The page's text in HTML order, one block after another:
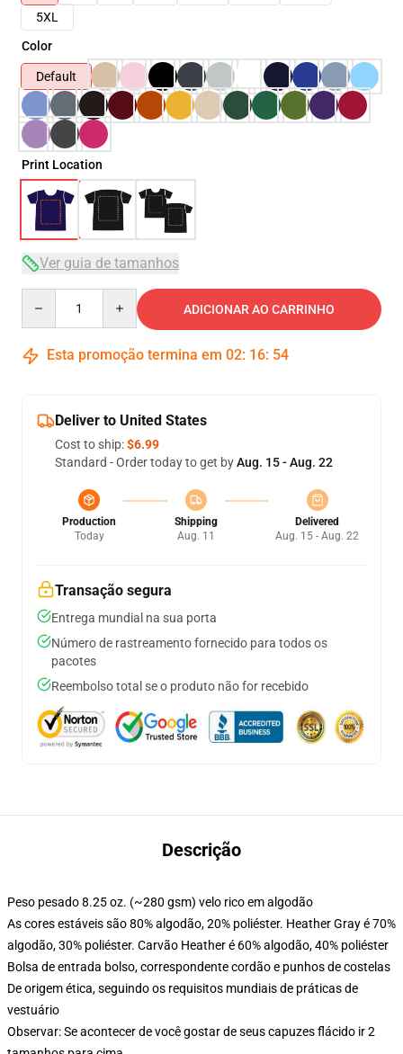
5XL
Color
Default
Print Location
Ver guia de tamanhos
ADICIONAR AO CARRINHO
Esta promoção termina em 02: 16: 53
Deliver to United States
Cost to ship:$6.99
Standard - Order today to get byAug. 15 - Aug. 22
Production
Today
Shipping
Aug. 11
Delivered
Aug. 15 - Aug. 22
Transação segura
Entrega mundial na sua porta
Número de rastreamento fornecido para todos os
pacotes
Reembolso total se o produto não for recebido
Descrição
Peso pesado 8.25 oz. (~280 gsm) velo rico em algodão
As cores estáveis são 80% algodão, 20% poliéster. Heather Gray é 70%
algodão, 30% poliéster. Carvão Heather é 60% algodão, 40% poliéster
Bolsa de entrada bolso, correspondente cordão e punhos de costelas
De origem ética, seguindo os requisitos mundiais de práticas de
vestuário
Observar: Se acontecer de você gostar de seus capuzes flácido ir 2